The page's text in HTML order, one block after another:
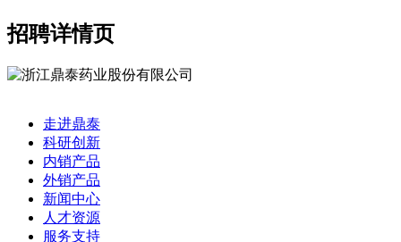
招聘详情页
走进鼎泰
科研创新
内销产品
外销产品
新闻中心
人才资源
服务支持